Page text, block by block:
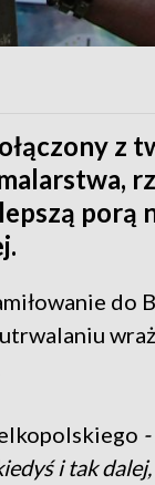
z
porą
do
i tak